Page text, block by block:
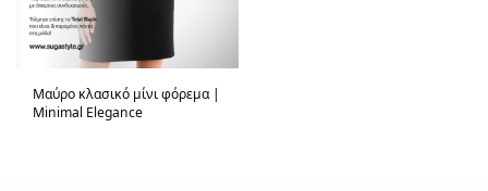
Μαύρο κλασικό μίνι φόρεμα |
Minimal Elegance